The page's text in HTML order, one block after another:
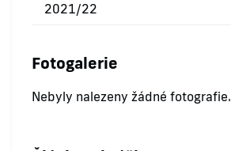
2021/22
Fotogalerie
Nebyly nalezeny žádné fotografie.